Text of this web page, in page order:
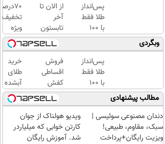
پس‌انداز
طلا فقط
با ۱۰۰
هزارتومان
(امن و
راحت)
از الان تا
آخر
تابستون
حداقل
12کیلو
چربی
میسوزونی
🧨
تخفیف
ویژه
کفش
چرم (از
دستش
نده)
وبگردی
پس‌انداز
طلا فقط
با ۱۰۰
هزارتومان
(امن و
راحت)
فروش
اقساطی
کفش
چرم با
70درصد
تخفیف
خرید
طلای
آبشده
حتی با
۱۰۰هزارتومان
مطالب پیشنهادی
دندان مصنوعی سوئیسی |
سبک، مقاوم، طبیعی!
ویزیت رایگان+پرداخت
ویدیو هولناک از جوان
کارتن خوابی که میلیاردر
شد. آموزش رایگان